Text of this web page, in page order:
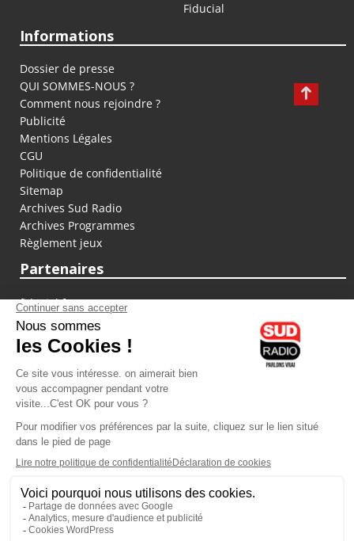
Fiducial
Informations
Dossier de presse
QUI SOMMES-NOUS ?
Comment nous rejoindre ?
Publicité
Mentions Légales
CGU
Politique de confidentialité
Sitemap
Archives Sud Radio
Archives Programmes
Règlement jeux
Partenaires
fiducial.fr
lyoncapitale.fr
olympique-et-lyonnais.com
L'application Iphone / Android
Téléchargez l'application
Les cookies
Gestion des cookies
Crédit photos : ©Sud Radio / Pierre Olivier